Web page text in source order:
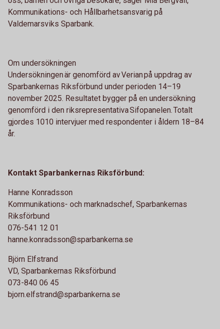
Kommunikations- och Hållbarhetsansvarig på
Valdemarsviks Sparbank.
Om undersökningen
Undersökningen är genomförd av Verian på uppdrag av
Sparbankernas Riksförbund under perioden 14–19
november 2025. Resultatet bygger på en undersökning
genomförd i den riksrepresentativa Sifopanelen. Totalt
gjordes 1010 intervjuer med respondenter i åldern 18–84
år.
Kontakt Sparbankernas Riksförbund:
Hanne Konradsson
Kommunikations- och marknadschef, Sparbankernas
Riksförbund
076-541 12 01
hanne.konradsson@sparbankerna.se
Björn Elfstrand
VD, Sparbankernas Riksförbund
073-840 06 45
bjorn.elfstrand@sparbankerna.se